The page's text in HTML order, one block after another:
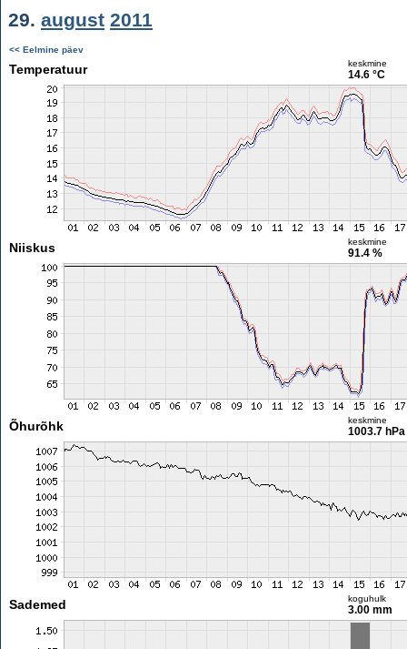
29. august 2011
<< Eelmine päev
Temperatuur keskmine
14.6 °C
Niiskus keskmine
91.4 %
Õhurõhk keskmine
1003.7 hPa
Sademed koguhulk
3.00 mm